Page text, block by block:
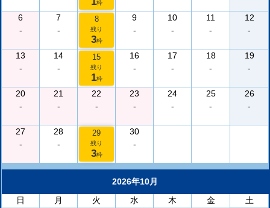
枠
6
-
7
-
8
残り
3枠
9
-
10
-
11
-
12
-
13
-
14
-
15
残り
1枠
16
-
17
-
18
-
19
-
20
-
21
-
22
-
23
-
24
-
25
-
26
-
27
-
28
-
29
残り
3枠
30
-
2026年10月
日
月 火 水 木 金
土